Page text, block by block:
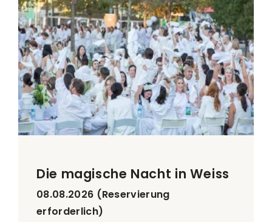
Die magische Nacht in Weiss
08.08.2026 (Reservierung
erforderlich)